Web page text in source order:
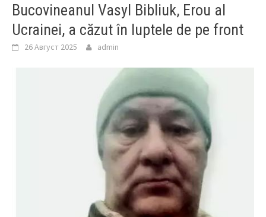
Bucovineanul Vasyl Bibliuk, Erou al
Ucrainei, a căzut în luptele de pe front
26 Август 2025 admin